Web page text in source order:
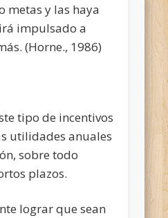
metas y las haya
impulsado a
(Horne., 1986)
tipo de incentivos
utilidades anuales
sobre todo
plazos.
lograr que sean